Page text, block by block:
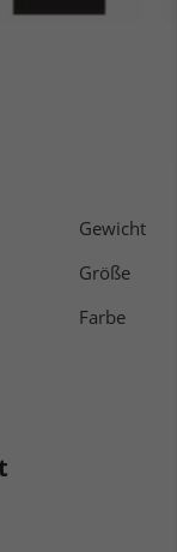
Gewicht
Größe
Farbe